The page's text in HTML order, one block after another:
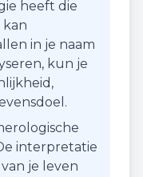
heeft die
kan
in je naam
kun je
interpretatie
je leven